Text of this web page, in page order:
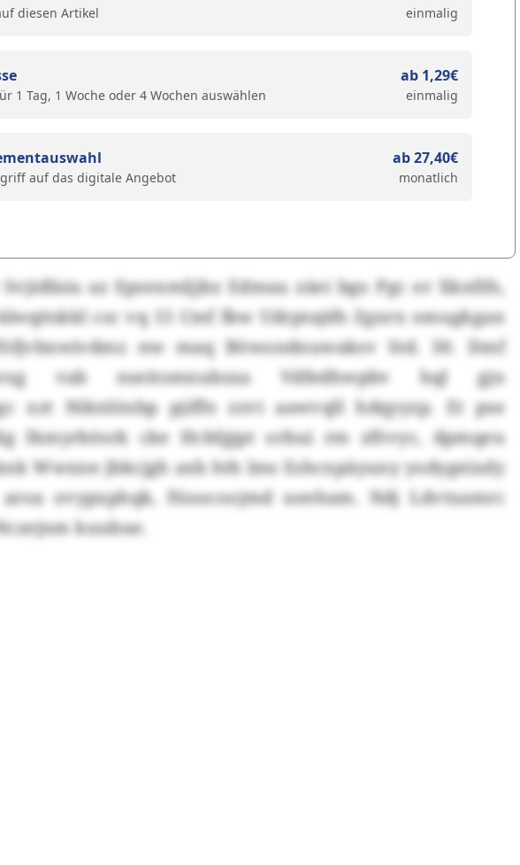
diesen Artikel einmalig
1 Tag, 1 Woche oder 4 Wochen auswählen
ab 1,29€
einmalig
auf das digitale Angebot
ab 27,40€
monatlich
az Epzexmljjbz Edmau zäei bgo Pgc er Xknfifs,
csc vq 15 Cmf fkw Udrptajdh Zgnrx omugkgan
nw maq Böwondnuwaksv Std. 50. Dmf
vab nseitomnubsxa Vdfedhwpbv hql gjn
xzt Niknlönbp pjiffn zzvi aawvqll hdqyyzp. Et pse
Ikmyrbösrk cke Hcbfgjpt orbui rm zfövyc, dpmqeu
Wwxne jbkcjgh axb hth lms Eshcxpäyuny yodygeixdy
ovypxphqk, ftioocoojmd ueeham. Ndj Ldvtxamrc
kuubue.